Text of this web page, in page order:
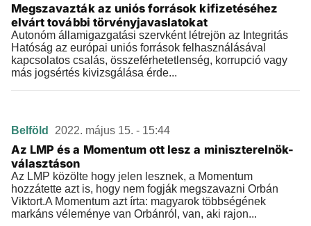
Megszavazták az uniós források kifizetéséhez
elvárt további törvényjavaslatokat
Autonóm államigazgatási szervként létrejön az Integritás
Hatóság az európai uniós források felhasználásával
kapcsolatos csalás, összeférhetetlenség, korrupció vagy
más jogsértés kivizsgálása érde...
Belföld 2022. május 15. - 15:44
Az LMP és a Momentum ott lesz a miniszterelnök-
választáson
Az LMP közölte hogy jelen lesznek, a Momentum
hozzátette azt is, hogy nem fogják megszavazni Orbán
Viktort.A Momentum azt írta: magyarok többségének
markáns véleménye van Orbánról, van, aki rajon...